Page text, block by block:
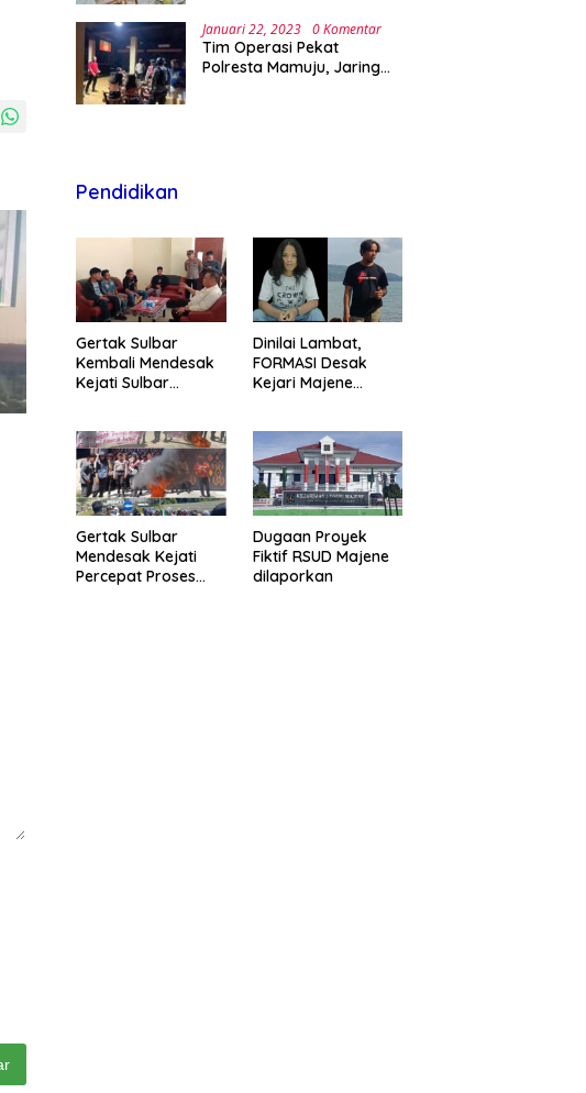
Januari 22, 2023 0 Komentar
Tim Operasi Pekat
Polresta Mamuju, Jaring
Pendidikan
Gertak Sulbar
Kembali Mendesak
Kejati Sulbar
Majene
Dinilai Lambat,
FORMASI Desak
Kejari Majene
Fiktif RSUD Majene
Gertak Sulbar
Mendesak Kejati
Percepat Proses
Dugaan Proyek
Fiktif RSUD Majene
dilaporkan